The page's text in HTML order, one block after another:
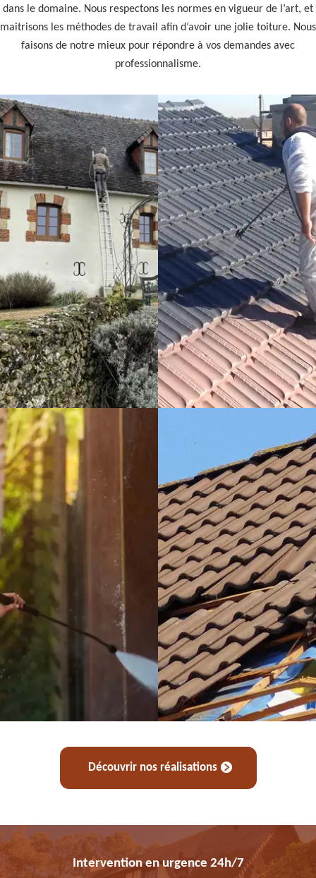
dans le domaine. Nous respectons les normes en vigueur de l’art, et
maitrisons les méthodes de travail afin d’avoir une jolie toiture. Nous
faisons de notre mieux pour répondre à vos demandes avec
professionnalisme.
Découvrir nos réalisations
Intervention en urgence 24h/7